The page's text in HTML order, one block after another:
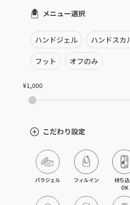
北茨城・日立・ひたち
古河・常総・筑西
茨城県その他
メニュー選択
ハンドジェル ハンドスカ
フット オフのみ
¥1,000
こだわり設定
パラジェル フィルイン
持ち
OK